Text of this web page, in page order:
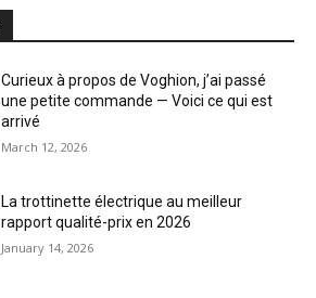
Curieux à propos de Voghion, j’ai passé
une petite commande — Voici ce qui est
arrivé
March 12, 2026
La trottinette électrique au meilleur
rapport qualité-prix en 2026
January 14, 2026